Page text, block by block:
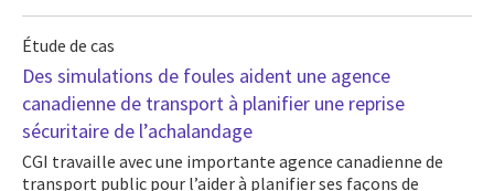
Étude de cas
Des simulations de foules aident une agence
canadienne de transport à planifier une reprise
sécuritaire de l’achalandage
CGI travaille avec une importante agence canadienne de
transport public pour l’aider à planifier ses façons de